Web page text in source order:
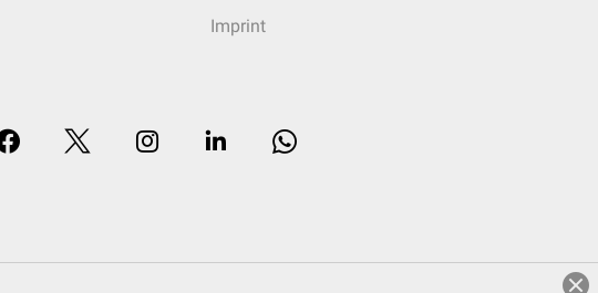
Imprint